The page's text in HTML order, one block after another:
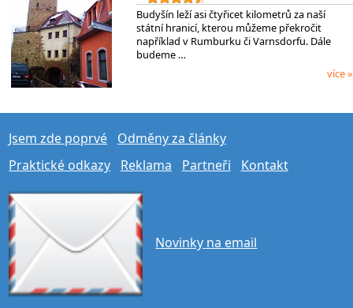
Budyšín leží asi čtyřicet kilometrů za naší
státní hranicí, kterou můžeme překročit
například v Rumburku či Varnsdorfu. Dále
budeme …
více »
Jsem zde poprvé
Odměny za články
Praktické odkazy
Reklama Partneři Kontakt
Novinky na email